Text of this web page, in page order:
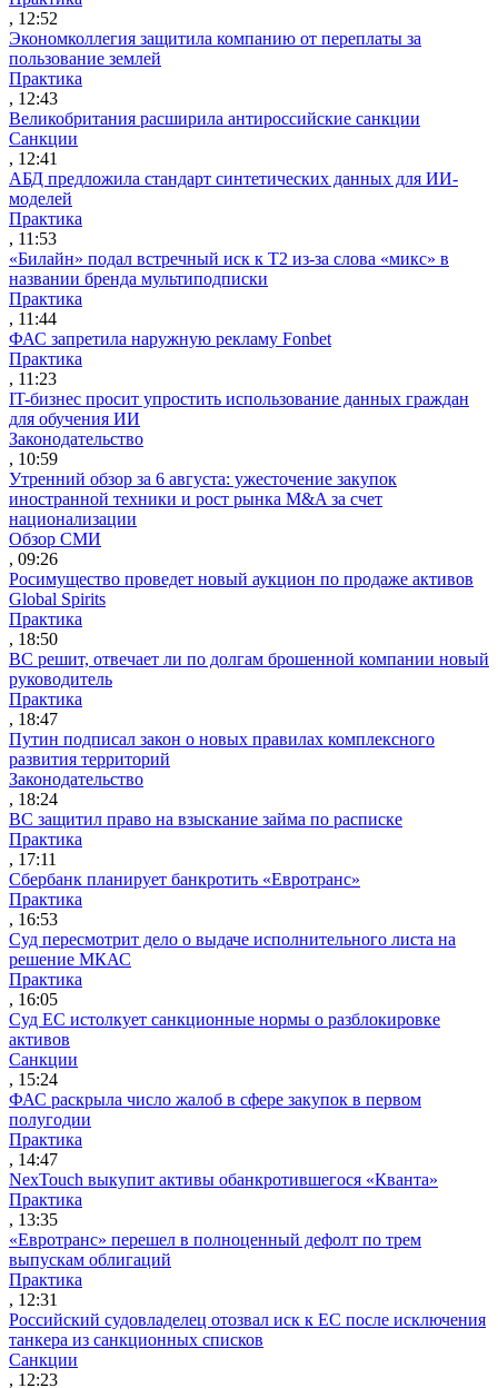
, 12:52
Экономколлегия защитила компанию от переплаты за
пользование землей
Практика
, 12:43
Великобритания расширила антироссийские санкции
Санкции
, 12:41
АБД предложила стандарт синтетических данных для ИИ-
моделей
Практика
, 11:53
«Билайн» подал встречный иск к Т2 из-за слова «микс» в
названии бренда мультиподписки
Практика
, 11:44
ФАС запретила наружную рекламу Fonbet
Практика
, 11:23
IT-бизнес просит упростить использование данных граждан
для обучения ИИ
Законодательство
, 10:59
Утренний обзор за 6 августа: ужесточение закупок
иностранной техники и рост рынка M&A за счет
национализации
Обзор СМИ
, 09:26
Росимущество проведет новый аукцион по продаже активов
Global Spirits
Практика
, 18:50
ВС решит, отвечает ли по долгам брошенной компании новый
руководитель
Практика
, 18:47
Путин подписал закон о новых правилах комплексного
развития территорий
Законодательство
, 18:24
ВС защитил право на взыскание займа по расписке
Практика
, 17:11
Сбербанк планирует банкротить «Евротранс»
Практика
, 16:53
Суд пересмотрит дело о выдаче исполнительного листа на
решение МКАС
Практика
, 16:05
Суд ЕС истолкует санкционные нормы о разблокировке
активов
Санкции
, 15:24
ФАС раскрыла число жалоб в сфере закупок в первом
полугодии
Практика
, 14:47
NexTouch выкупит активы обанкротившегося «Кванта»
Практика
, 13:35
«Евротранс» перешел в полноценный дефолт по трем
выпускам облигаций
Практика
, 12:31
Российский судовладелец отозвал иск к ЕС после исключения
танкера из санкционных списков
Санкции
, 12:23